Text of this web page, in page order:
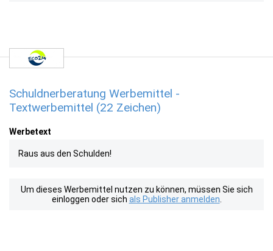
Schuldnerberatung Werbemittel -
Textwerbemittel (22 Zeichen)
Werbetext
Raus aus den Schulden!
Um dieses Werbemittel nutzen zu können, müssen Sie sich
einloggen oder sich als Publisher anmelden